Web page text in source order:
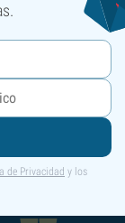
de Privacidad y los